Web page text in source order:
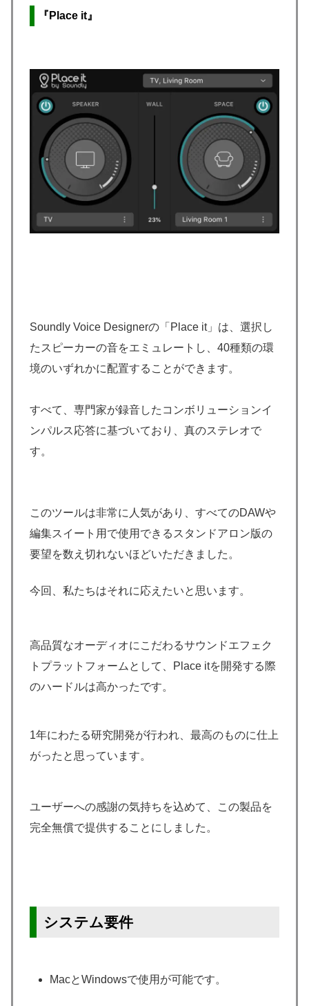
『Place it』
Soundly Voice Designerの「Place it」は、選択し
たスピーカーの音をエミュレートし、40種類の環
境のいずれかに配置することができます。
すべて、専門家が録音したコンボリューションイ
ンパルス応答に基づいており、真のステレオで
す。
このツールは非常に人気があり、すべてのDAWや
編集スイート用で使用できるスタンドアロン版の
要望を数え切れないほどいただきました。
今回、私たちはそれに応えたいと思います。
高品質なオーディオにこだわるサウンドエフェク
トプラットフォームとして、Place itを開発する際
のハードルは高かったです。
1年にわたる研究開発が行われ、最高のものに仕上
がったと思っています。
ユーザーへの感謝の気持ちを込めて、この製品を
完全無償で提供することにしました。
システム要件
MacとWindowsで使用が可能です。